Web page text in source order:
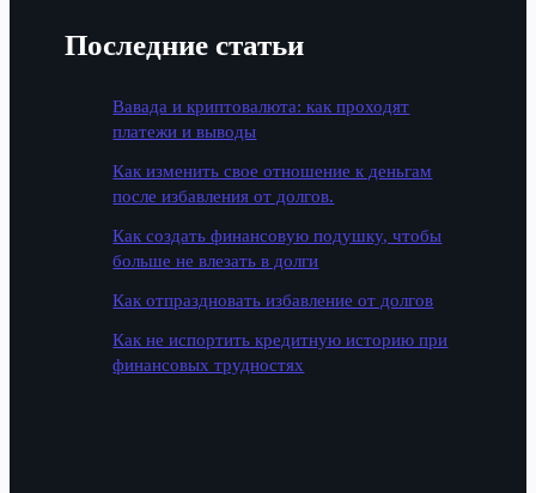
Последние статьи
Вавада и криптовалюта: как проходят
платежи и выводы
Как изменить свое отношение к деньгам
после избавления от долгов.
Как создать финансовую подушку, чтобы
больше не влезать в долги
Как отпраздновать избавление от долгов
Как не испортить кредитную историю при
финансовых трудностях